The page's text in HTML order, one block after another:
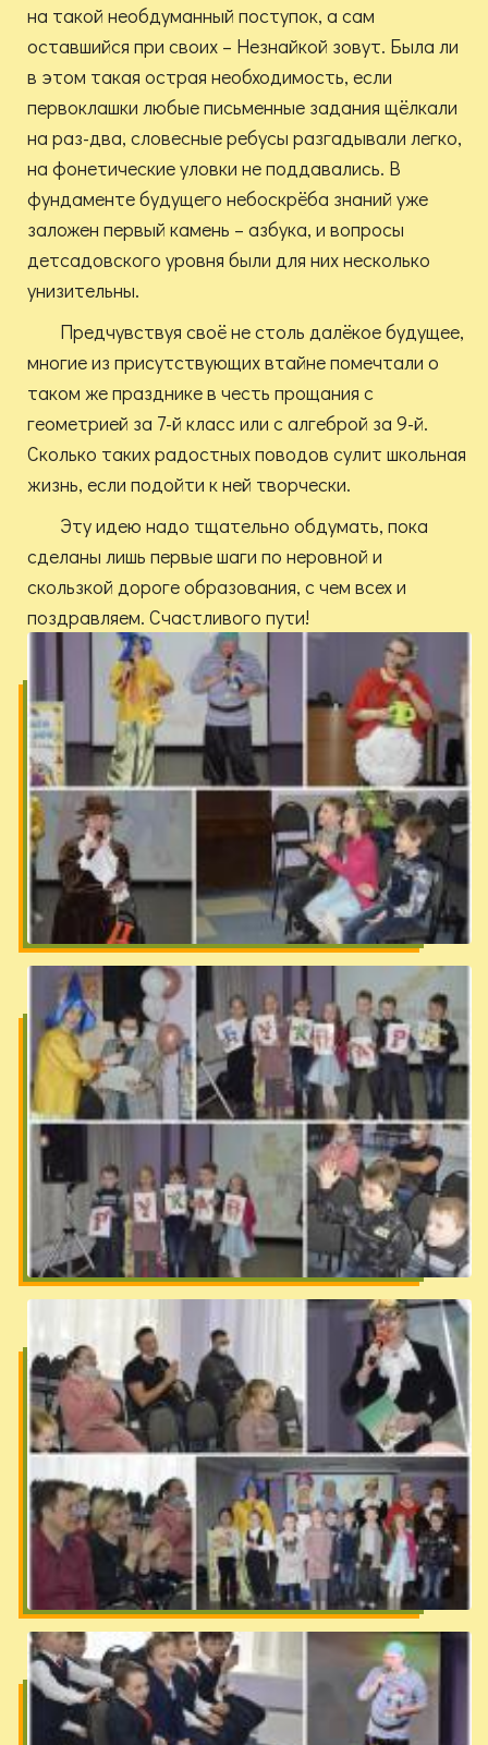
на такой необдуманный поступок, а сам
оставшийся при своих – Незнайкой зовут. Была ли
в этом такая острая необходимость, если
первоклашки любые письменные задания щёлкали
на раз-два, словесные ребусы разгадывали легко,
на фонетические уловки не поддавались. В
фундаменте будущего небоскрёба знаний уже
заложен первый камень – азбука, и вопросы
детсадовского уровня были для них несколько
унизительны.
Предчувствуя своё не столь далёкое будущее,
многие из присутствующих втайне помечтали о
таком же празднике в честь прощания с
геометрией за 7-й класс или с алгеброй за 9-й.
Сколько таких радостных поводов сулит школьная
жизнь, если подойти к ней творчески.
Эту идею надо тщательно обдумать, пока
сделаны лишь первые шаги по неровной и
скользкой дороге образования, с чем всех и
поздравляем. Счастливого пути!